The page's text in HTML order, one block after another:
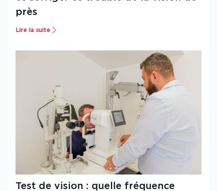
près
Lire la suite
Test de vision : quelle fréquence